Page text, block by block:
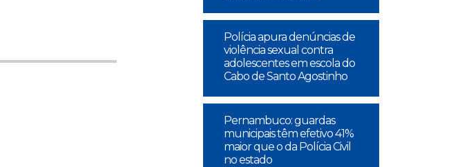
Polícia apura denúncias de
violência sexual contra
adolescentes em escola do
Cabo de Santo Agostinho
Pernambuco: guardas
municipais têm efetivo 41%
maior que o da Polícia Civil
no estado